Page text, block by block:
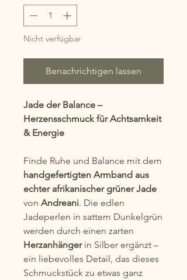
Nicht verfügbar
Benachrichtigen lassen
Jade der Balance –
Herzensschmuck für Achtsamkeit
& Energie
Finde Ruhe und Balance mit dem
handgefertigten Armband aus
echter afrikanischer grüner Jade
von Andreani. Die edlen
Jadeperlen in sattem Dunkelgrün
werden durch einen zarten
Herzanhängerin Silber ergänzt –
ein liebevolles Detail, das dieses
Schmuckstück zu etwas ganz